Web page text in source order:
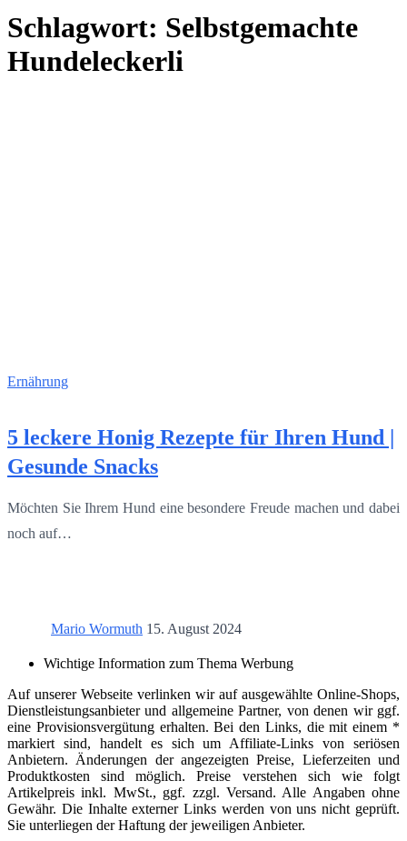
Schlagwort: Selbstgemachte
Hundeleckerli
Ernährung
5 leckere Honig Rezepte für Ihren Hund |
Gesunde Snacks
Möchten Sie Ihrem Hund eine besondere Freude machen und dabei
noch auf…
Mario Wormuth 15. August 2024
Wichtige Information zum Thema Werbung
Auf unserer Webseite verlinken wir auf ausgewählte Online-Shops,
Dienstleistungsanbieter und allgemeine Partner, von denen wir ggf.
eine Provisionsvergütung erhalten. Bei den Links, die mit einem *
markiert sind, handelt es sich um Affiliate-Links von seriösen
Anbietern. Änderungen der angezeigten Preise, Lieferzeiten und
Produktkosten sind möglich. Preise verstehen sich wie folgt
Artikelpreis inkl. MwSt., ggf. zzgl. Versand. Alle Angaben ohne
Gewähr. Die Inhalte externer Links werden von uns nicht geprüft.
Sie unterliegen der Haftung der jeweiligen Anbieter.